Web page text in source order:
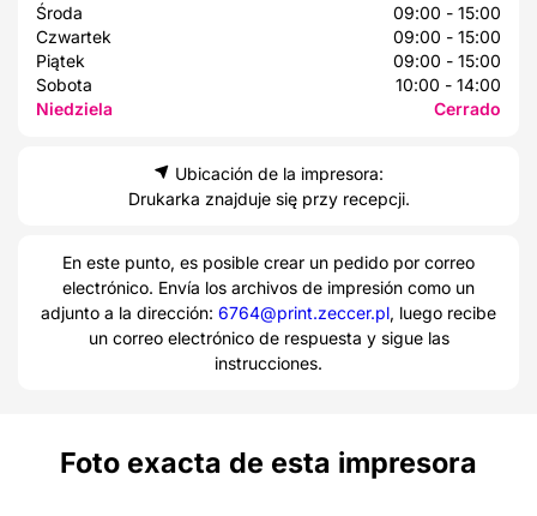
Środa
09:00 - 15:00
Czwartek
09:00 - 15:00
Piątek
09:00 - 15:00
Sobota
10:00 - 14:00
Niedziela
Cerrado
Ubicación de la impresora:
Drukarka znajduje się przy recepcji.
En este punto, es posible crear un pedido por correo
electrónico. Envía los archivos de impresión como un
adjunto a la dirección: 6764@print.zeccer.pl, luego recibe
un correo electrónico de respuesta y sigue las
instrucciones.
Foto exacta de esta impresora